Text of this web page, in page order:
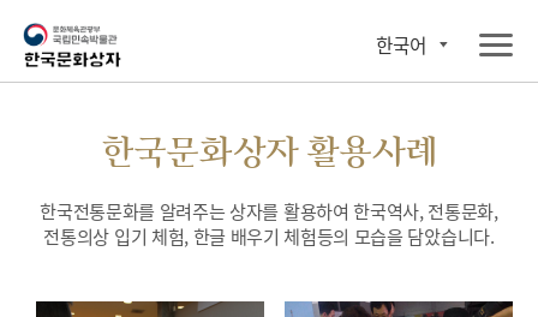
한국어
한국문화상자 활용사례
한국전통문화를 알려주는 상자를 활용하여 한국역사, 전통문화,
전통의상 입기 체험, 한글 배우기 체험등의 모습을 담았습니다.